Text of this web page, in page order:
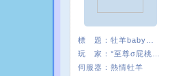
標 題：
玩 家：
伺服器： 熱情牡羊